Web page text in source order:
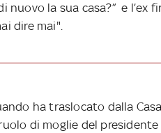
la sua casa?” e l’ex
dire mai".
ha traslocato dalla
di moglie del presidente